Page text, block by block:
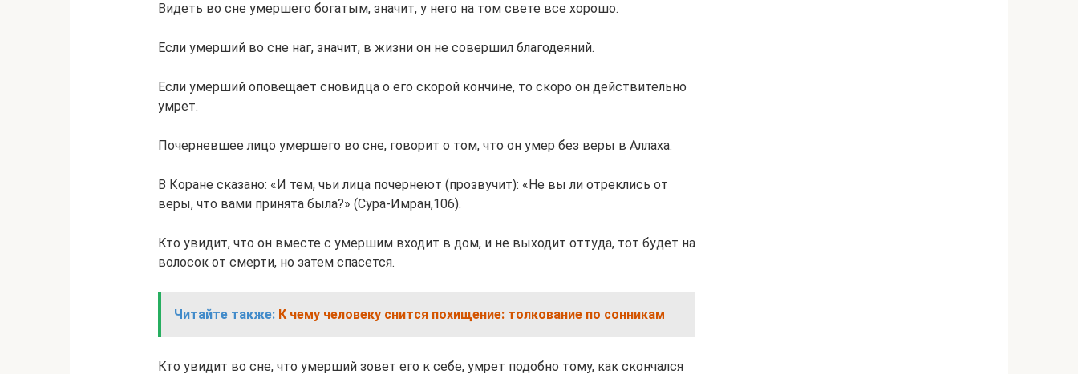
Видеть во сне умершего богатым, значит, у него на том свете все хорошо.
Если умерший во сне наг, значит, в жизни он не совершил благодеяний.
Если умерший оповещает сновидца о его скорой кончине, то скоро он действительно
умрет.
Почерневшее лицо умершего во сне, говорит о том, что он умер без веры в Аллаха.
В Коране сказано: «И тем, чьи лица почернеют (прозвучит): «Не вы ли отреклись от
веры, что вами принята была?» (Сура-Имран,106).
Кто увидит, что он вместе с умершим входит в дом, и не выходит оттуда, тот будет на
волосок от смерти, но затем спасется.
Читайте также: К чему человеку снится похищение: толкование по сонникам
Кто увидит во сне, что умерший зовет его к себе, умрет подобно тому, как скончался